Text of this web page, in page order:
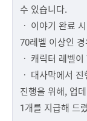
수 있습니다.
ㆍ 이야기 완료
70레벨 이상인
ㆍ 캐릭터 레벨
ㆍ 대사막에서
진행을 위해, 업
1개를 지급해 드